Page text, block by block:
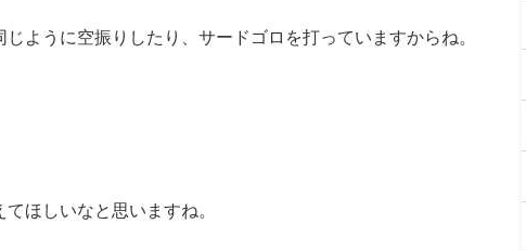
ように空振りしたり、サードゴロを打っていますからね。
ほしいなと思いますね。